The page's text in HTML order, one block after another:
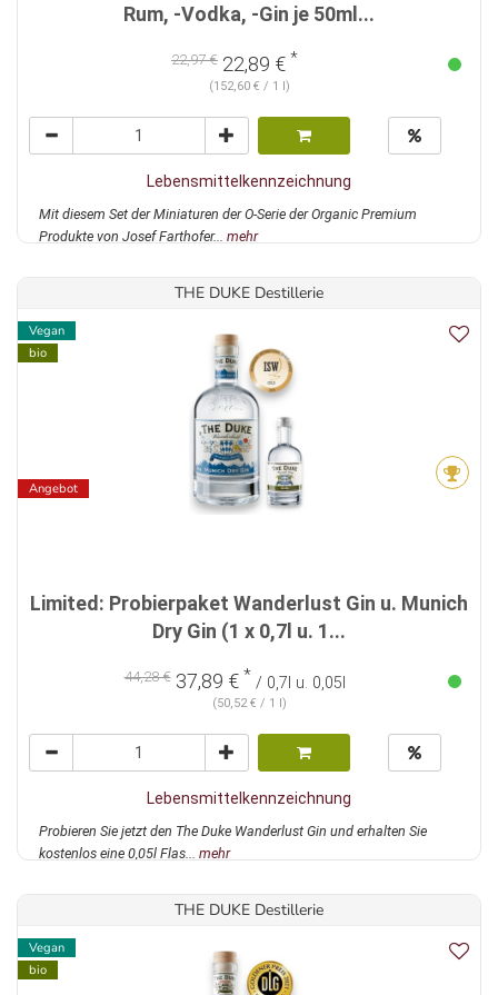
Rum, -Vodka, -Gin je 50ml...
22,97 € 22,89 € *
(152,60 € / 1 l)
Lebensmittelkennzeichnung
Mit diesem Set der Miniaturen der O-Serie der Organic Premium
Produkte von Josef Farthofer... mehr
THE DUKE Destillerie
Vegan
bio
Angebot
Limited: Probierpaket Wanderlust Gin u. Munich
Dry Gin (1 x 0,7l u. 1...
44,28 €37,89 € * / 0,7l u. 0,05l
(50,52 € / 1 l)
Lebensmittelkennzeichnung
Probieren Sie jetzt den The Duke Wanderlust Gin und erhalten Sie
kostenlos eine 0,05l Flas... mehr
THE DUKE Destillerie
Vegan
bio